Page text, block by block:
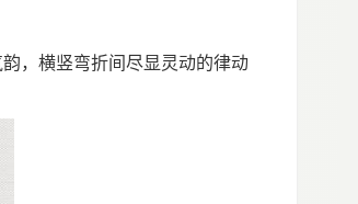
，横竖弯折间尽显灵动的律动